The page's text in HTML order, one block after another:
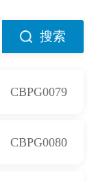
搜索
CBPG0079
CBPG0080